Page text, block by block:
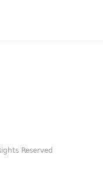
Reserved